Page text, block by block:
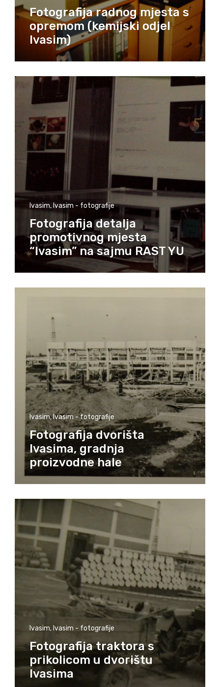
Fotografija radnog mjesta s
opremom (kemijski odjel
Ivasim)
Ivasim, Ivasim - fotografije
Fotografija detalja
promotivnog mjesta
“Ivasim” na sajmu RAST YU
Ivasim,Ivasim - fotografije
Fotografija dvorišta
Ivasima, gradnja
proizvodne hale
Ivasim, Ivasim - fotografije
Fotografija traktora s
prikolicom u dvorištu
Ivasima